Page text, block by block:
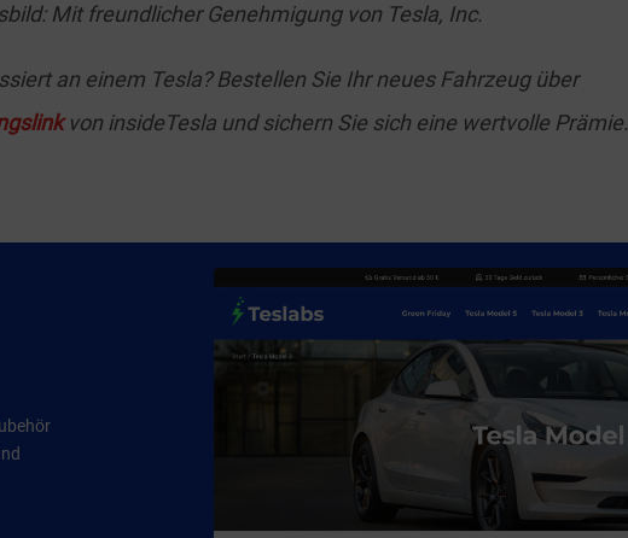
Mit freundlicher Genehmigung von Tesla, Inc.
an einem Tesla? Bestellen Sie Ihr neues Fahrzeug über
von insideTesla und sichern Sie sich eine wertvolle Prämie.